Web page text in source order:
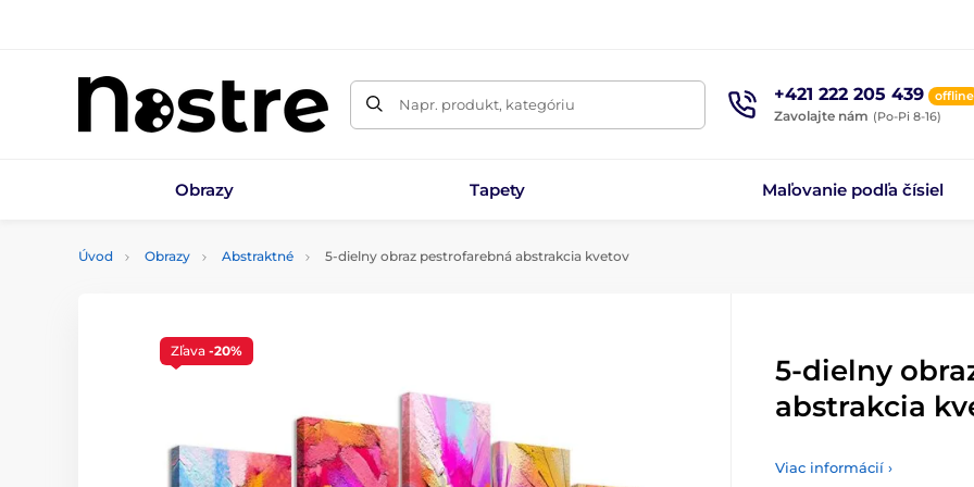
Napr. produkt, kategóriu +421 222 205 439 offline
Zavolajte nám (Po-Pi 8-16)
Obrazy Tapety Maľovanie podľa čísiel
Úvod Obrazy Abstraktné 5-dielny obraz pestrofarebná abstrakcia kvetov
Zľava -20%
5-dielny
abstrakcia
Viac informácií ›